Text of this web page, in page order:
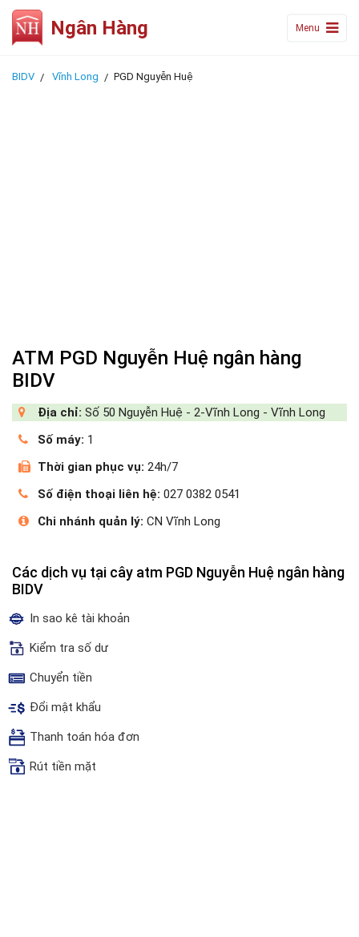
Ngân Hàng Menu
BIDV Vĩnh Long PGD Nguyễn Huệ
ATM PGD Nguyễn Huệ ngân hàng
BIDV
Địa chỉ: Số 50 Nguyễn Huệ - 2-Vĩnh Long - Vĩnh Long
Số máy: 1
Thời gian phục vụ: 24h/7
Số điện thoại liên hệ: 027 0382 0541
Chi nhánh quản lý: CN Vĩnh Long
Các dịch vụ tại cây atm PGD Nguyễn Huệ ngân hàng
BIDV
In sao kê tài khoản
Kiểm tra số dư
Chuyển tiền
Đổi mật khẩu
Thanh toán hóa đơn
Rút tiền mặt